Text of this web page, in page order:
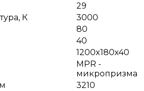
29
К
3000
80
40
1200x180x40
MPR -
микропризма
3210